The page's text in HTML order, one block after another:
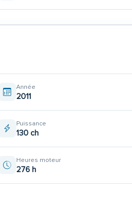
Année
2011
Puissance
130 ch
Heures moteur
276 h